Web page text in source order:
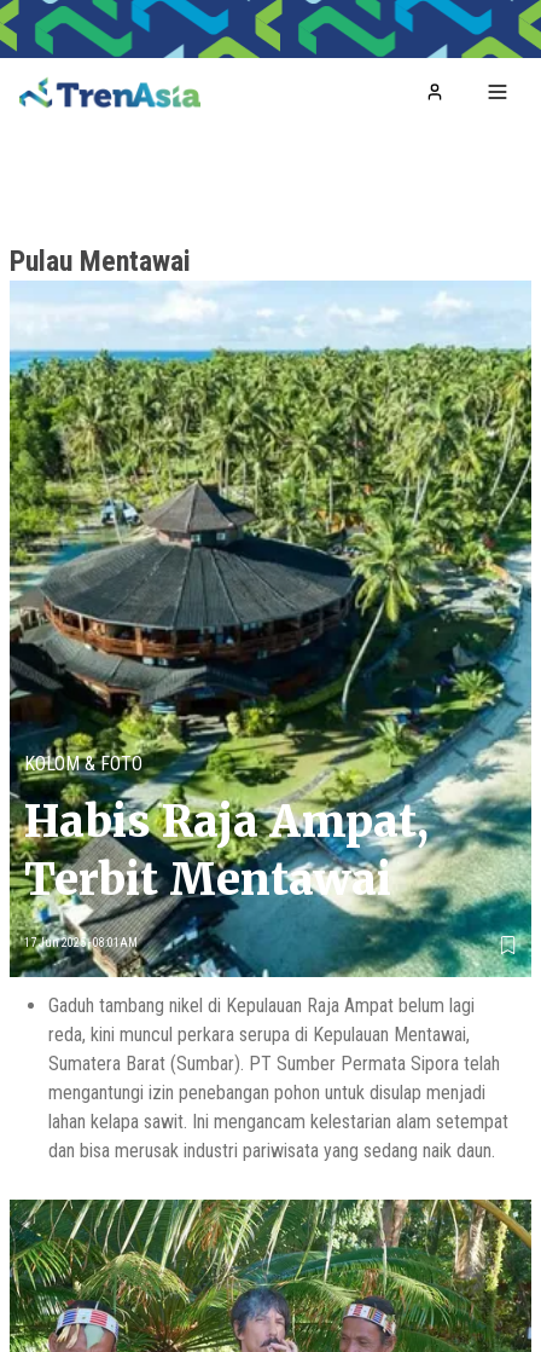
Home
Pulau Mentawai
KOLOM & FOTO
Habis Raja Ampat,
Terbit Mentawai
17 Jun 2025 - 08:01AM
Gaduh tambang nikel di Kepulauan Raja Ampat belum lagi
reda, kini muncul perkara serupa di Kepulauan Mentawai,
Sumatera Barat (Sumbar). PT Sumber Permata Sipora telah
mengantungi izin penebangan pohon untuk disulap menjadi
lahan kelapa sawit. Ini mengancam kelestarian alam setempat
dan bisa merusak industri pariwisata yang sedang naik daun.